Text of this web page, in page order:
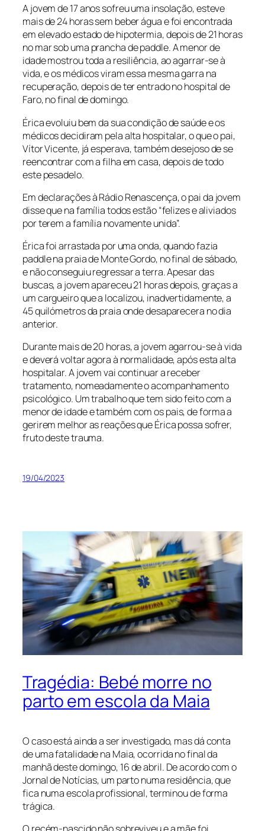
A jovem de 17 anos sofreu uma insolação, esteve
mais de 24 horas sem beber água e foi encontrada
em elevado estado de hipotermia, depois de 21 horas
no mar sob uma prancha de paddle. A menor de
idade mostrou toda a resiliência, ao agarrar-se à
vida, e os médicos viram essa mesma garra na
recuperação, depois de ter entrado no hospital de
Faro, no final de domingo.
Érica evoluiu bem da sua condição de saúde e os
médicos decidiram pela alta hospitalar, o que o pai,
Vítor Vicente, já esperava, também desejoso de se
reencontrar com a filha em casa, depois de todo
este pesadelo.
Em declarações à Rádio Renascença, o pai da jovem
disse que na família todos estão “felizes e aliviados
por terem a família novamente unida”.
Érica foi arrastada por uma onda, quando fazia
paddle na praia de Monte Gordo, no final de sábado,
e não conseguiu regressar a terra. Apesar das
buscas, a jovem apareceu 21 horas depois, graças a
um cargueiro que a localizou, inadvertidamente, a
45 quilómetros da praia onde desaparecera no dia
anterior.
Durante mais de 20 horas, a jovem agarrou-se à vida
e deverá voltar agora à normalidade, após esta alta
hospitalar. A jovem vai continuar a receber
tratamento, nomeadamente o acompanhamento
psicológico. Um trabalho que tem sido feito com a
menor de idade e também com os pais, de forma a
gerirem melhor as reações que Érica possa sofrer,
fruto deste trauma.
19/04/2023
Tragédia: Bebé morre no
parto em escola da Maia
O caso está ainda a ser investigado, mas dá conta
de uma fatalidade na Maia, ocorrida no final da
manhã deste domingo, 16 de abril. De acordo com o
Jornal de Notícias, um parto numa residência, que
fica numa escola profissional, terminou de forma
trágica.